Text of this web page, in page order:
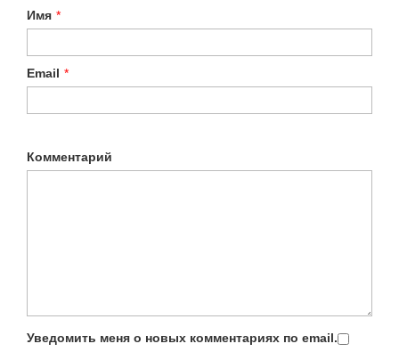
Имя *
Email *
Комментарий
Уведомить меня о новых комментариях по email.